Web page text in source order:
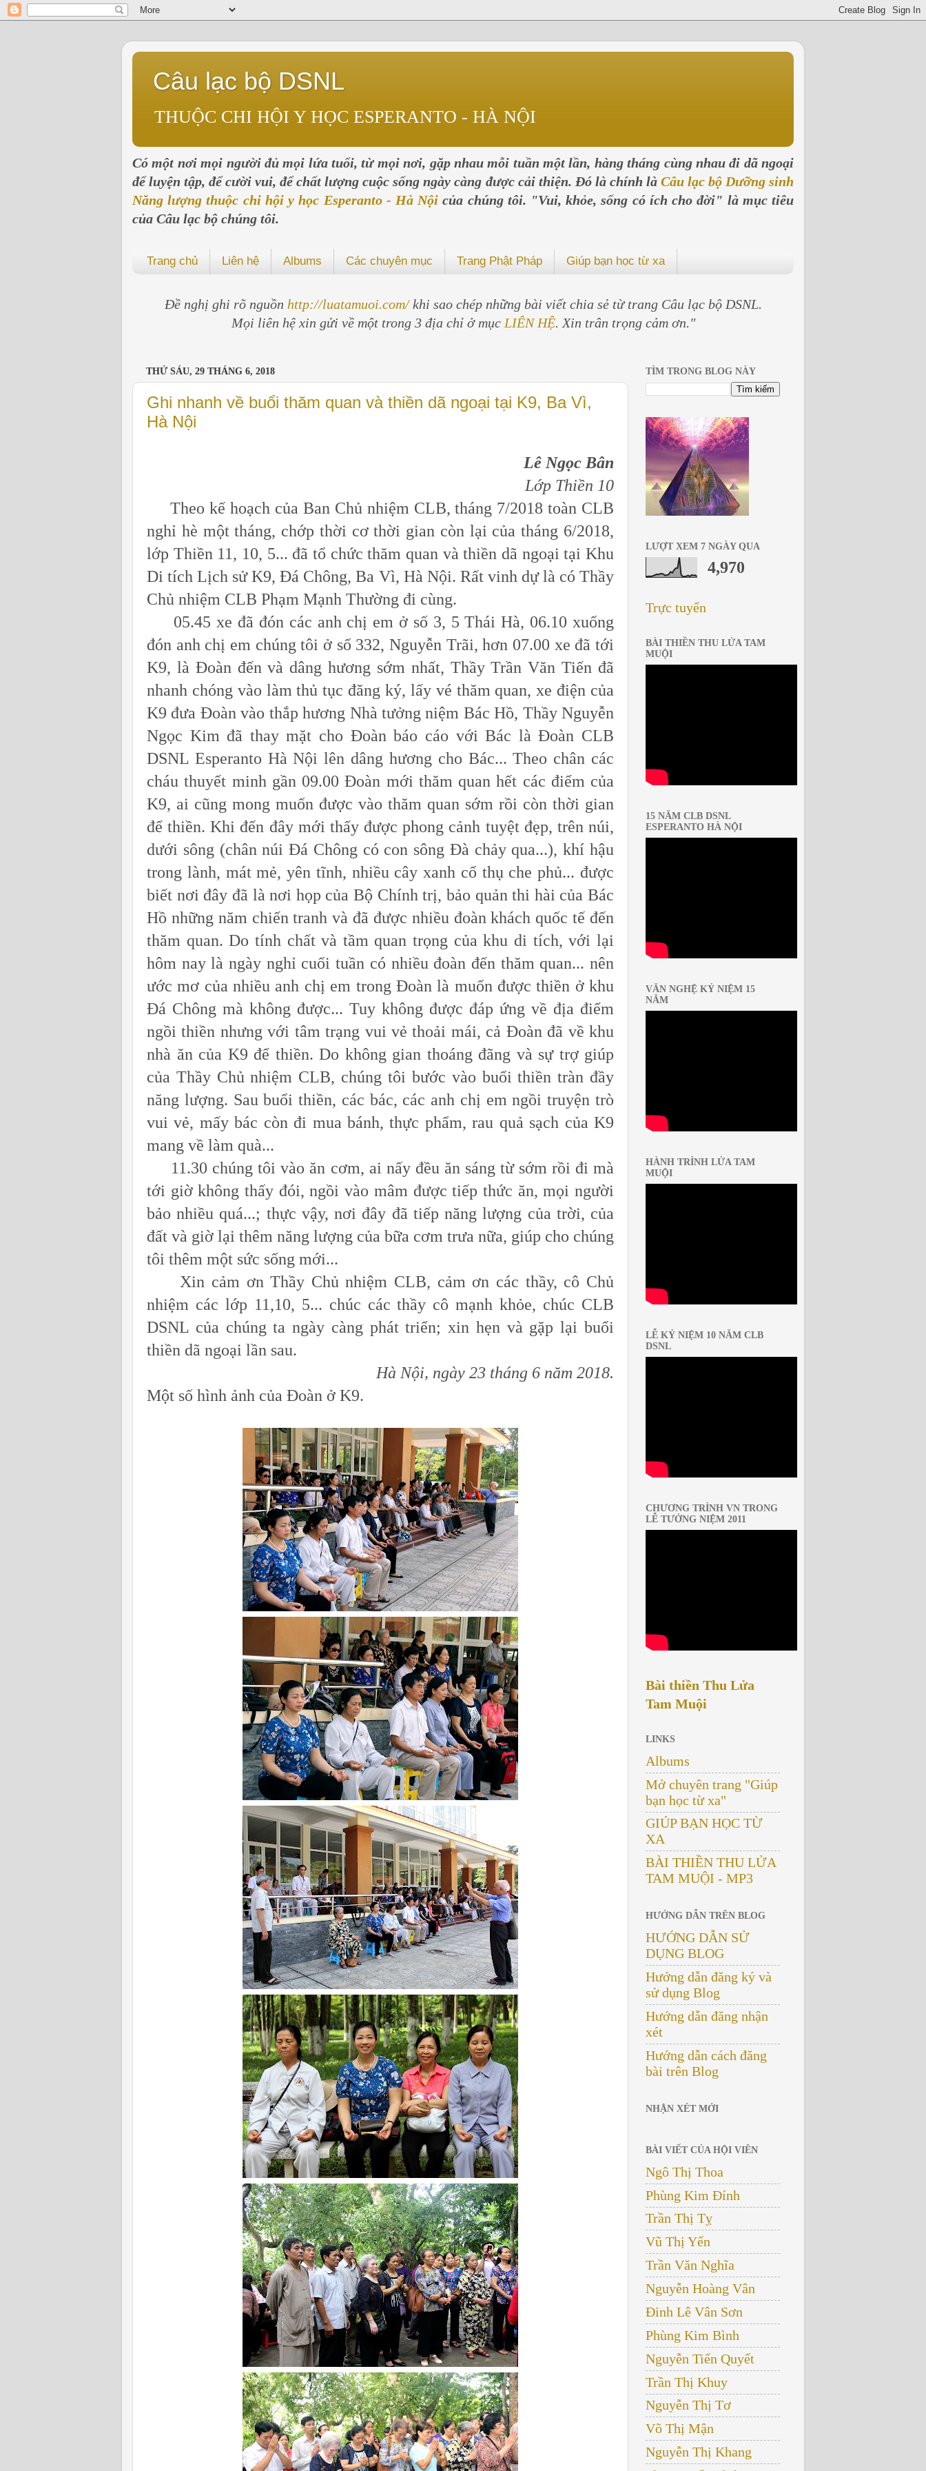
Câu lạc bộ DSNL
THUỘC CHI HỘI Y HỌC ESPERANTO - HÀ NỘI
Có một nơi mọi người đủ mọi lứa tuổi, từ mọi nơi, gặp nhau mỗi tuần một lần, hàng tháng cùng nhau đi dã ngoại
để luyện tập, để cười vui, để chất lượng cuộc sống ngày càng được cải thiện. Đó là chính là Câu lạc bộ Dưỡng sinh
Năng lượng thuộc chi hội y học Esperanto - Hà Nội của chúng tôi. "Vui, khỏe, sống có ích cho đời" là mục tiêu
của Câu lạc bộ chúng tôi.
Trang chủ Liên hệ Albums Các chuyên mục Trang Phật Pháp Giúp bạn học từ xa
Đề nghị ghi rõ nguồn http://luatamuoi.com/khi sao chép những bài viết chia sẻ từ trang Câu lạc bộ DSNL.
Mọi liên hệ xin gửi về một trong 3 địa chỉ ở mục LIÊN HỆ. Xin trân trọng cảm ơn."
THỨ SÁU, 29 THÁNG 6, 2018
Ghi nhanh về buổi thăm quan và thiền dã ngoại tại K9, Ba Vì,
Hà Nội
Lê Ngọc Bân
Lớp Thiền 10
Theo kế hoạch của Ban Chủ nhiệm CLB, tháng 7/2018 toàn CLB
nghỉ hè một tháng, chớp thời cơ thời gian còn lại của tháng 6/2018,
lớp Thiền 11, 10, 5... đã tổ chức thăm quan và thiền dã ngoại tại Khu
Di tích Lịch sử K9, Đá Chông, Ba Vì, Hà Nội. Rất vinh dự là có Thầy
Chủ nhiệm CLB Phạm Mạnh Thường đi cùng.
05.45 xe đã đón các anh chị em ở số 3, 5 Thái Hà, 06.10 xuống
đón anh chị em chúng tôi ở số 332, Nguyễn Trãi, hơn 07.00 xe đã tới
K9, là Đoàn đến và dâng hương sớm nhất, Thầy Trần Văn Tiến đã
nhanh chóng vào làm thủ tục đăng ký, lấy vé thăm quan, xe điện của
K9 đưa Đoàn vào thắp hương Nhà tưởng niệm Bác Hồ, Thầy Nguyễn
Ngọc Kim đã thay mặt cho Đoàn báo cáo với Bác là Đoàn CLB
DSNL Esperanto Hà Nội lên dâng hương cho Bác... Theo chân các
cháu thuyết minh gần 09.00 Đoàn mới thăm quan hết các điểm của
K9, ai cũng mong muốn được vào thăm quan sớm rồi còn thời gian
để thiền. Khi đến đây mới thấy được phong cảnh tuyệt đẹp, trên núi,
dưới sông (chân núi Đá Chông có con sông Đà chảy qua...), khí hậu
trong lành, mát mẻ, yên tĩnh, nhiều cây xanh cổ thụ che phủ... được
biết nơi đây đã là nơi họp của Bộ Chính trị, bảo quản thi hài của Bác
Hồ những năm chiến tranh và đã được nhiều đoàn khách quốc tế đến
thăm quan. Do tính chất và tầm quan trọng của khu di tích, với lại
hôm nay là ngày nghỉ cuối tuần có nhiều đoàn đến thăm quan... nên
ước mơ của nhiều anh chị em trong Đoàn là muốn được thiền ở khu
Đá Chông mà không được... Tuy không được đáp ứng về địa điểm
ngồi thiền nhưng với tâm trạng vui vẻ thoải mái, cả Đoàn đã về khu
nhà ăn của K9 để thiền. Do không gian thoáng đãng và sự trợ giúp
của Thầy Chủ nhiệm CLB, chúng tôi bước vào buổi thiền tràn đầy
năng lượng. Sau buổi thiền, các bác, các anh chị em ngồi truyện trò
vui vẻ, mấy bác còn đi mua bánh, thực phẩm, rau quả sạch của K9
mang về làm quà...
11.30 chúng tôi vào ăn cơm, ai nấy đều ăn sáng từ sớm rồi đi mà
tới giờ không thấy đói, ngồi vào mâm được tiếp thức ăn, mọi người
bảo nhiều quá...; thực vậy, nơi đây đã tiếp năng lượng của trời, của
đất và giờ lại thêm năng lượng của bữa cơm trưa nữa, giúp cho chúng
tôi thêm một sức sống mới...
Xin cảm ơn Thầy Chủ nhiệm CLB, cảm ơn các thầy, cô Chủ
nhiệm các lớp 11,10, 5... chúc các thầy cô mạnh khỏe, chúc CLB
DSNL của chúng ta ngày càng phát triển; xin hẹn và gặp lại buổi
thiền dã ngoại lần sau.
Hà Nội, ngày 23 tháng 6 năm 2018.
Một số hình ảnh của Đoàn ở K9.
TÌM TRONG BLOG NÀY
LƯỢT XEM 7 NGÀY QUA
4,970
Trực tuyến
BÀI THIỀN THU LỬA TAM
MUỘI
15 NĂM CLB DSNL
ESPERANTO HÀ NỘI
VĂN NGHỆ KỶ NIỆM 15
NĂM
HÀNH TRÌNH LỬA TAM
MUỘI
LỄ KỶ NIỆM 10 NĂM CLB
DSNL
CHƯƠNG TRÌNH VN TRONG
LỄ TƯỞNG NIỆM 2011
Bài thiền Thu Lửa
Tam Muội
LINKS
Albums
Mở chuyên trang "Giúp
bạn học từ xa"
GIÚP BẠN HỌC TỪ
XA
BÀI THIỀN THU LỬA
TAM MUỘI - MP3
HƯỚNG DẪN TRÊN BLOG
HƯỚNG DẪN SỬ
DỤNG BLOG
Hướng dẫn đăng ký và
sử dụng Blog
Hướng dẫn đăng nhận
xét
Hướng dẫn cách đăng
bài trên Blog
NHẬN XÉT MỚI
BÀI VIẾT CỦA HỘI VIÊN
Ngô Thị Thoa
Phùng Kim Đính
Trần Thị Tỵ
Vũ Thị Yến
Trần Văn Nghĩa
Nguyễn Hoàng Vân
Đinh Lê Vân Sơn
Phùng Kim Bình
Nguyễn Tiến Quyết
Trần Thị Khuy
Nguyễn Thị Tơ
Võ Thị Mận
Nguyễn Thị Khang